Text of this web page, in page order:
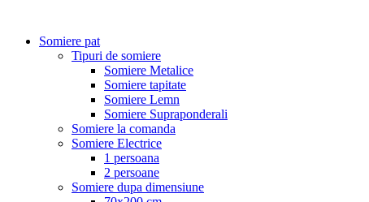
Somiere pat
Tipuri de somiere
Somiere Metalice
Somiere tapitate
Somiere Lemn
Somiere Supraponderali
Somiere la comanda
Somiere Electrice
1 persoana
2 persoane
Somiere dupa dimensiune